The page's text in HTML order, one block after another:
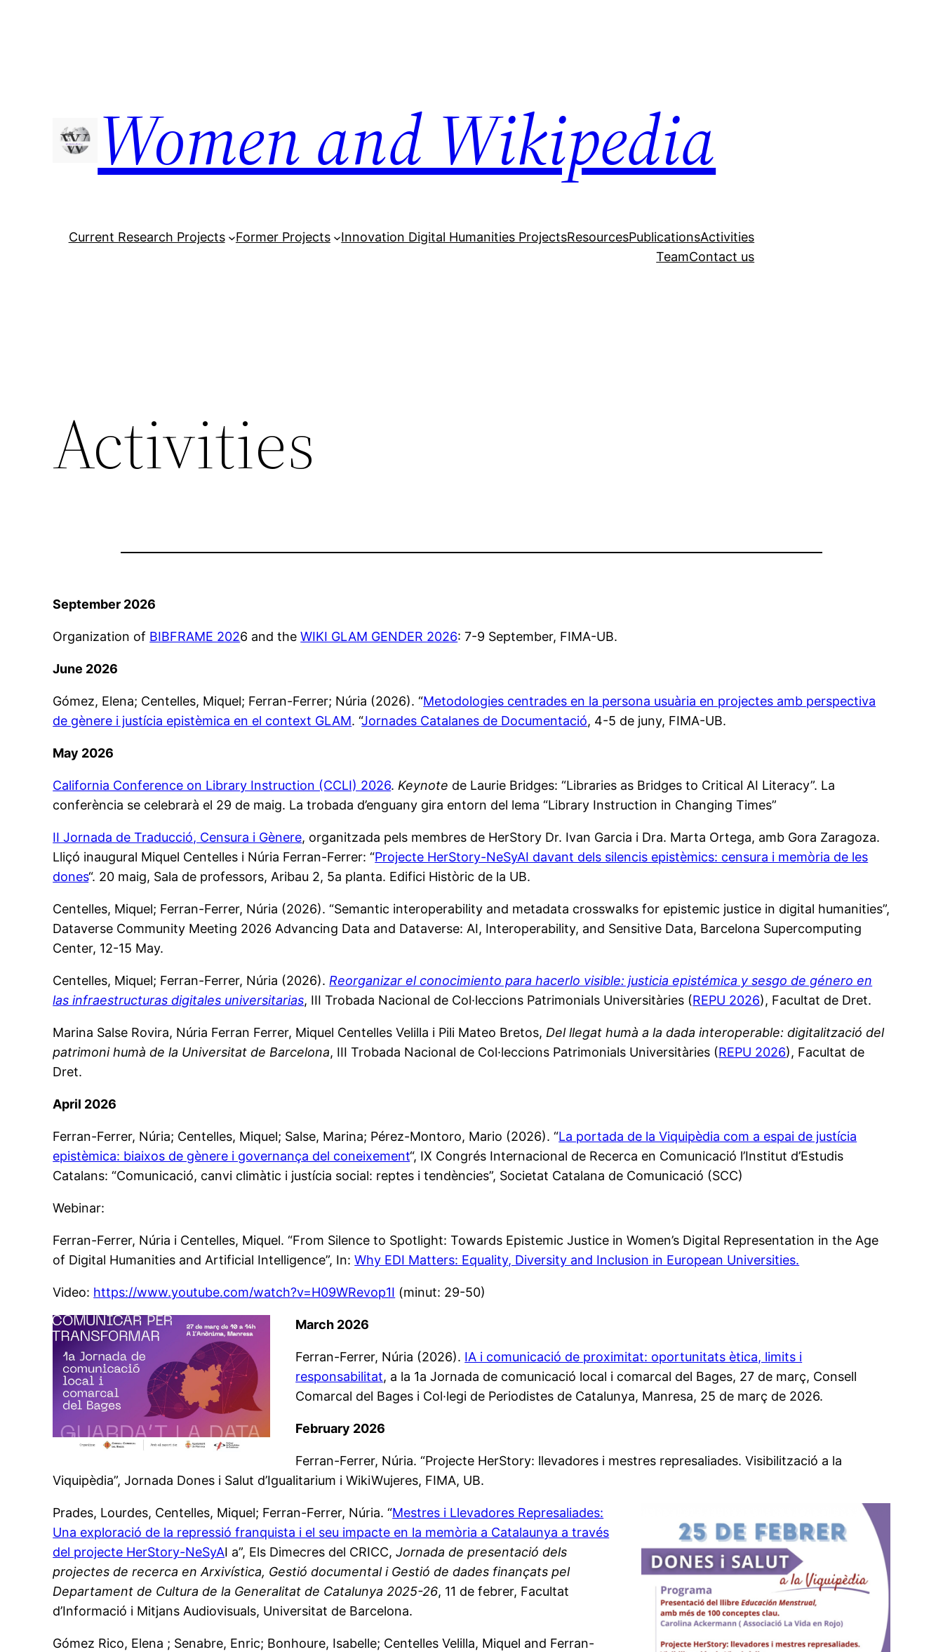
Women and Wikipedia
Current Research Projects Former Projects Innovation Digital Humanities ProjectsResourcesPublicationsActivities
TeamContact us
Activities
September 2026
Organization of BIBFRAME 2026 and theWIKI GLAM GENDER 2026: 7-9 September, FIMA-UB.
June 2026
Gómez, Elena; Centelles, Miquel; Ferran-Ferrer; Núria (2026). “Metodologies centrades en la persona usuària en projectes amb perspectiva
de gènere i justícia epistèmica en el context GLAM. “Jornades Catalanes de Documentació, 4-5 de juny, FIMA-UB.
May 2026
California Conference on Library Instruction (CCLI) 2026. Keynote de Laurie Bridges: “Libraries as Bridges to Critical AI Literacy”. La
conferència se celebrarà el 29 de maig. La trobada d’enguany gira entorn del lema “Library Instruction in Changing Times”
II Jornada de Traducció, Censura i Gènere, organitzada pels membres de HerStory Dr. Ivan Garcia i Dra. Marta Ortega, amb Gora Zaragoza.
Lliçó inaugural Miquel Centelles i Núria Ferran-Ferrer: “Projecte HerStory-NeSyAI davant dels silencis epistèmics: censura i memòria de les
dones“. 20 maig, Sala de professors, Aribau 2, 5a planta. Edifici Històric de la UB.
Centelles, Miquel; Ferran-Ferrer, Núria (2026). “Semantic interoperability and metadata crosswalks for epistemic justice in digital humanities”,
Dataverse Community Meeting 2026 Advancing Data and Dataverse: AI, Interoperability, and Sensitive Data, Barcelona Supercomputing
Center, 12-15 May.
Centelles, Miquel; Ferran-Ferrer, Núria (2026). Reorganizar el conocimiento para hacerlo visible: justicia epistémica y sesgo de género en
las infraestructuras digitales universitarias, III Trobada Nacional de Col·leccions Patrimonials Universitàries (REPU 2026), Facultat de Dret.
Marina Salse Rovira, Núria Ferran Ferrer, Miquel Centelles Velilla i Pili Mateo Bretos, Del llegat humà a la dada interoperable: digitalització del
patrimoni humà de la Universitat de Barcelona, III Trobada Nacional de Col·leccions Patrimonials Universitàries (REPU 2026), Facultat de
Dret.
April 2026
Ferran-Ferrer, Núria; Centelles, Miquel; Salse, Marina; Pérez-Montoro, Mario (2026). “La portada de la Viquipèdia com a espai de justícia
epistèmica: biaixos de gènere i governança del coneixement“, IX Congrés Internacional de Recerca en Comunicació l’Institut d’Estudis
Catalans: “Comunicació, canvi climàtic i justícia social: reptes i tendències”, Societat Catalana de Comunicació (SCC)
Webinar:
Ferran-Ferrer, Núria i Centelles, Miquel. “From Silence to Spotlight: Towards Epistemic Justice in Women’s Digital Representation in the Age
of Digital Humanities and Artificial Intelligence”, In:Why EDI Matters: Equality, Diversity and Inclusion in European Universities.
Video: https://www.youtube.com/watch?v=H09WRevop1I (minut: 29-50)
March 2026
Ferran-Ferrer, Núria (2026). IA i comunicació de proximitat: oportunitats ètica, limits i
responsabilitat, a la 1a Jornada de comunicació local i comarcal del Bages, 27 de març, Consell
Comarcal del Bages i Col·legi de Periodistes de Catalunya, Manresa, 25 de març de 2026.
February 2026
Ferran-Ferrer, Núria. “Projecte HerStory: llevadores i mestres represaliades. Visibilització a la
Viquipèdia”, Jornada Dones i Salut d’Igualitarium i WikiWujeres, FIMA, UB.
Prades, Lourdes, Centelles, Miquel; Ferran-Ferrer, Núria. “Mestres i Llevadores Represaliades:
Una exploració de la repressió franquista i el seu impacte en la memòria a Catalaunya a través
del projecte HerStory-NeSyAI a”, Els Dimecres del CRICC,Jornada de presentació dels
projectes de recerca en Arxivística, Gestió documental i Gestió de dades finançats pel
Departament de Cultura de la Generalitat de Catalunya 2025-26, 11 de febrer, Facultat
d’Informació i Mitjans Audiovisuals, Universitat de Barcelona.
Gómez Rico, Elena ; Senabre, Enric; Bonhoure, Isabelle; Centelles Velilla, Miquel and Ferran-